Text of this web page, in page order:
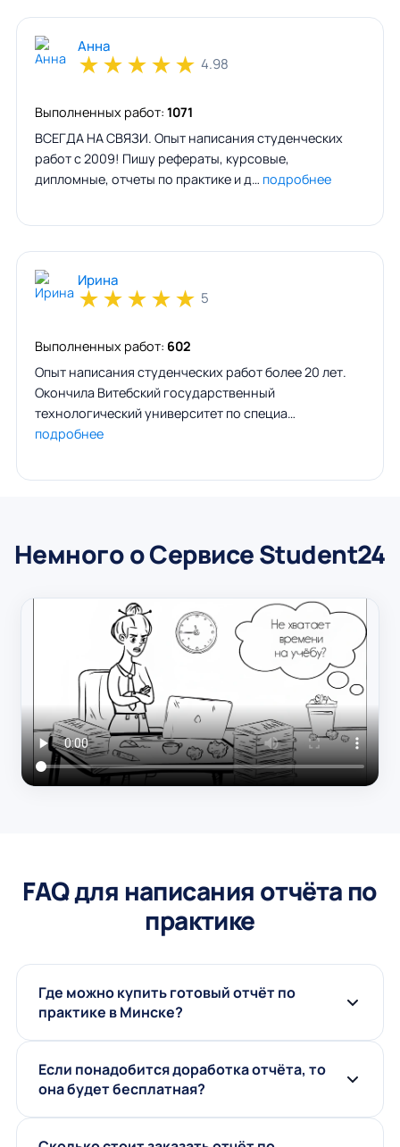
Анна
★★★★★ 4.98
Выполненных работ: 1071
ВСЕГДА НА СВЯЗИ. Опыт написания студенческих
работ с 2009! Пишу рефераты, курсовые,
дипломные, отчеты по практике и д… подробнее
Ирина
★★★★★ 5
Выполненных работ: 602
Опыт написания студенческих работ более 20 лет.
Окончила Витебский государственный
технологический университет по специа…
подробнее
Немного о Сервисе Student24
FAQ для написания отчёта по
практике
Где можно купить готовый отчёт по
практике в Минске?
Если понадобится доработка отчёта, то
она будет бесплатная?